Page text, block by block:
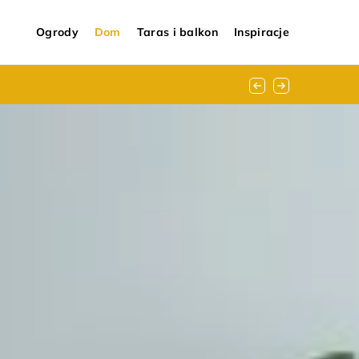
Ogrody Dom Taras i balkon Inspiracje